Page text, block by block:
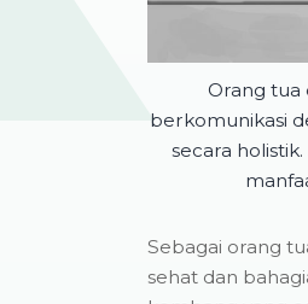
Orang tua
berkomunikasi
secara
Sebagai orang
sehat dan